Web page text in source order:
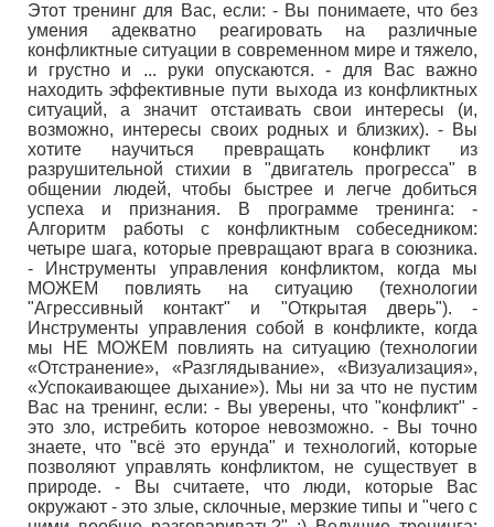
Этот тренинг для Вас, если: - Вы понимаете, что без
умения адекватно реагировать на различные
конфликтные ситуации в современном мире и тяжело,
и грустно и ... руки опускаются. - для Вас важно
находить эффективные пути выхода из конфликтных
ситуаций, а значит отстаивать свои интересы (и,
возможно, интересы своих родных и близких). - Вы
хотите научиться превращать конфликт из
разрушительной стихии в "двигатель прогресса" в
общении людей, чтобы быстрее и легче добиться
успеха и признания. В программе тренинга: -
Алгоритм работы с конфликтным собеседником:
четыре шага, которые превращают врага в союзника.
- Инструменты управления конфликтом, когда мы
МОЖЕМ повлиять на ситуацию (технологии
"Агрессивный контакт" и "Открытая дверь"). -
Инструменты управления собой в конфликте, когда
мы НЕ МОЖЕМ повлиять на ситуацию (технологии
«Отстранение», «Разглядывание», «Визуализация»,
«Успокаивающее дыхание»). Мы ни за что не пустим
Вас на тренинг, если: - Вы уверены, что "конфликт" -
это зло, истребить которое невозможно. - Вы точно
знаете, что "всё это ерунда" и технологий, которые
позволяют управлять конфликтом, не существует в
природе. - Вы считаете, что люди, которые Вас
окружают - это злые, склочные, мерзкие типы и "чего с